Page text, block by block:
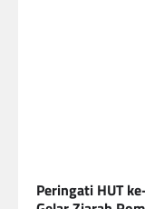
Peringati HUT